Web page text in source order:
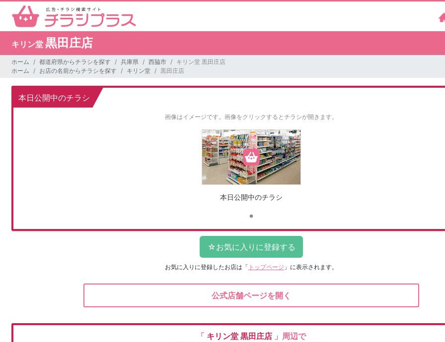
キリン堂 黒田庄店
ホーム 都道府県からチラシを探す 兵庫県 西脇市
キリン堂 黒田庄店
ホーム
お店の名前からチラシを探す キリン堂 黒田庄店
本日公開中のチラシ
画像はイメージです。 画像をクリックするとチラシが開きます。
本日公開中のチラシ
お気に入りに登録したお店は 「 トップページ 」に表示されます。
公式店舗ページを開く
「 キリン堂 黒田庄店 」周辺で